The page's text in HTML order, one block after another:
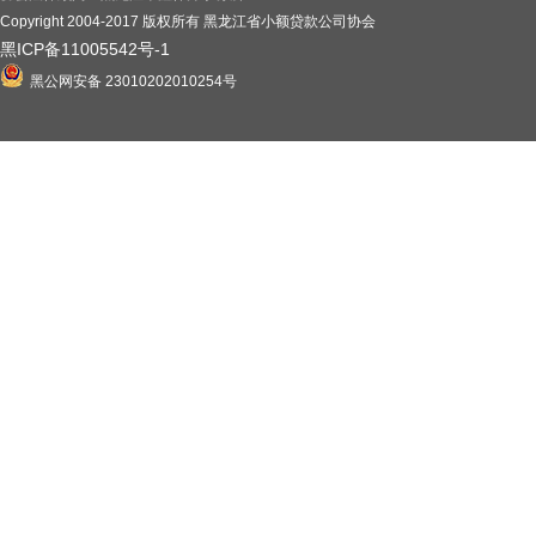
Copyright 2004-2017 版权所有 黑龙江省小额贷款公司协会
黑ICP备11005542号-1
黑公网安备 23010202010254号